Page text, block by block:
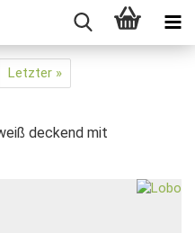
Letzter »
deckend mit